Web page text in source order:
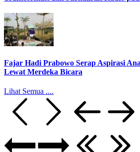
Fajar Hadi Prabowo Serap Aspirasi
Lewat Merdeka Bicara
Lihat Semua ....